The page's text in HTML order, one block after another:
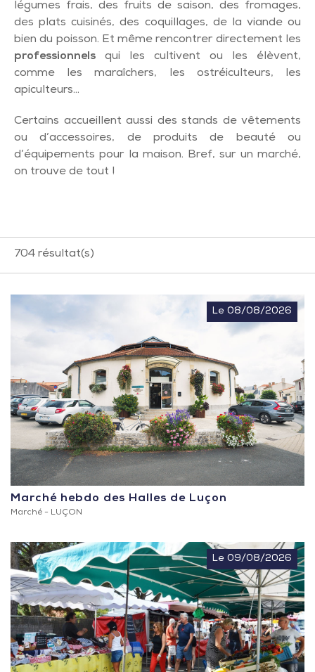
légumes frais, des fruits de saison, des fromages,
des plats cuisinés, des coquillages, de la viande ou
bien du poisson. Et même rencontrer directement les
professionnels qui les cultivent ou les élèvent,
comme les maraîchers, les ostréiculteurs, les
apiculteurs…
Certains accueillent aussi des stands de vêtements
ou d’accessoires, de produits de beauté ou
d’équipements pour la maison. Bref, sur un marché,
on trouve de tout !
704 résultat(s)
Le 08/08/2026
Marché hebdo des Halles de Luçon
Marché - LUÇON
Le 09/08/2026